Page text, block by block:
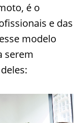
é o
e das
modelo
serem